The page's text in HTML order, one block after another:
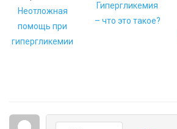
Неотложная
помощь при
гипергликемии
Гипергликемия
– что это такое?